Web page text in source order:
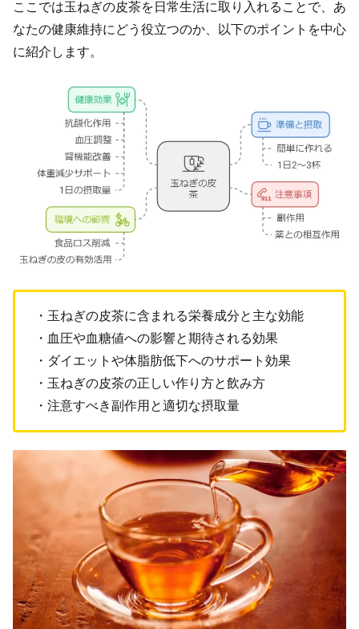
ここでは玉ねぎの皮茶を日常生活に取り入れることで、あ
なたの健康維持にどう役立つのか、以下のポイントを中心
に紹介します。
・玉ねぎの皮茶に含まれる栄養成分と主な効能
・血圧や血糖値への影響と期待される効果
・ダイエットや体脂肪低下へのサポート効果
・玉ねぎの皮茶の正しい作り方と飲み方
・注意すべき副作用と適切な摂取量